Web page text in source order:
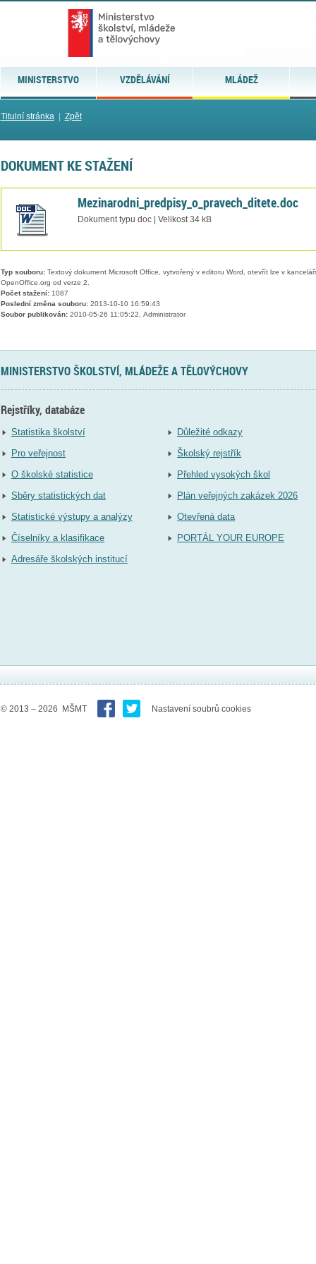
MINISTERSTVO VZDĚLÁVÁNÍ MLÁDEŽ
Titulní stránka| Zpět
DOKUMENT KE STAŽENÍ
Mezinarodni_predpisy_o_pravech_ditete.doc
Dokument typu doc | Velikost 34 kB
Typ souboru:Textový dokument Microsoft Office, vytvořený v editoru Word, otevřít lze v
OpenOffice.org od verze 2.
Počet stažení:1087
Poslední změna souboru:2013-10-10 16:59:43
Soubor publikován:2010-05-26 11:05:22, Administrator
MINISTERSTVO ŠKOLSTVÍ, MLÁDEŽE A TĚLOVÝCHOVY
Rejstříky, databáze
Statistika školství
Pro veřejnost
O školské statistice
Sběry statistických dat
Statistické výstupy a analýzy
Číselníky a klasifikace
Adresáře školských institucí
Důležité odkazy
Školský rejstřík
Přehled vysokých škol
Plán veřejných zakázek 2026
Otevřená data
PORTÁL YOUR EUROPE
© 2013 – 2026 MŠMT Nastavení soubrů cookies